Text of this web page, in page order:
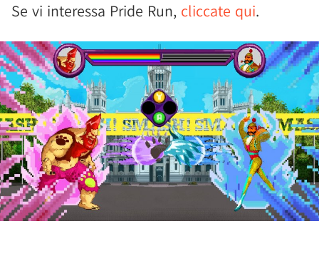
Se vi interessa Pride Run, cliccate qui.